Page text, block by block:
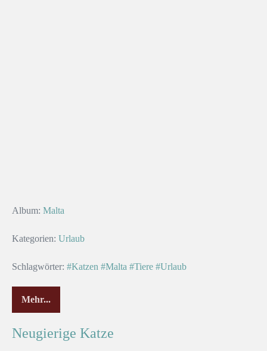
Album: Malta
Kategorien: Urlaub
Schlagwörter: #Katzen #Malta #Tiere #Urlaub
Mehr...
Neugierige Katze